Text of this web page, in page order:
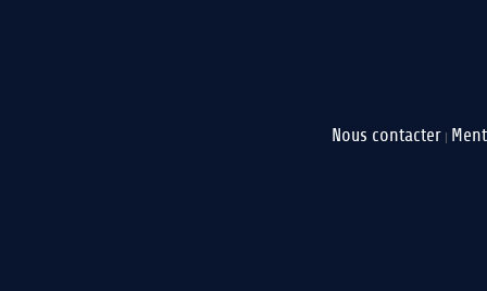
Nous contacter |